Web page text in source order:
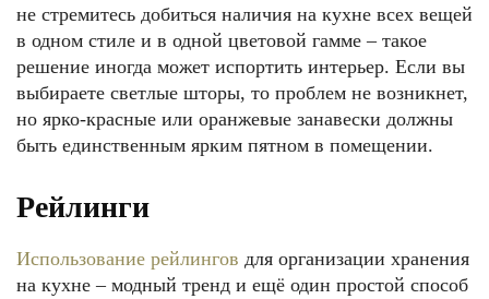
не стремитесь добиться наличия на кухне всех вещей
в одном стиле и в одной цветовой гамме – такое
решение иногда может испортить интерьер. Если вы
выбираете светлые шторы, то проблем не возникнет,
но ярко-красные или оранжевые занавески должны
быть единственным ярким пятном в помещении.
Рейлинги
Использование рейлингов для организации хранения
на кухне – модный тренд и ещё один простой способ